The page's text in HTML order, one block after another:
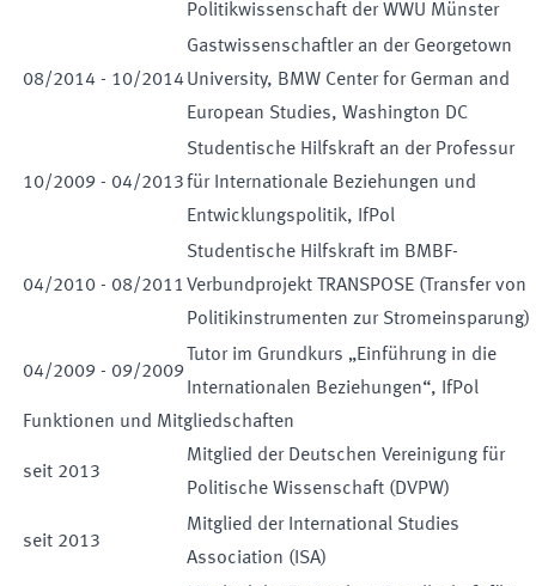
Politikwissenschaft der WWU Münster
08/2014 - 10/2014
Gastwissenschaftler an der Georgetown
University, BMW Center for German and
European Studies, Washington DC
10/2009 - 04/2013
Studentische Hilfskraft an der Professur
für Internationale Beziehungen und
Entwicklungspolitik, IfPol
04/2010 - 08/2011
Studentische Hilfskraft im BMBF-
Verbundprojekt TRANSPOSE (Transfer von
Politikinstrumenten zur Stromeinsparung)
04/2009 - 09/2009
Tutor im Grundkurs „Einführung in die
Internationalen Beziehungen“, IfPol
Funktionen und Mitgliedschaften
seit 2013
Mitglied der Deutschen Vereinigung für
Politische Wissenschaft (DVPW)
seit 2013
Mitglied der International Studies
Association (ISA)